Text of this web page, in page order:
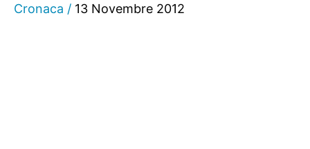
Cronaca / 13 Novembre 2012